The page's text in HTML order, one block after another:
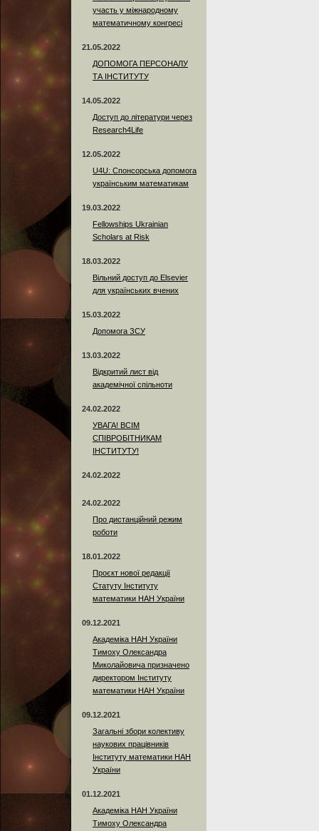
участь у міжнародному
математичному конгресі
21.05.2022
ДОПОМОГА ПЕРСОНАЛУ
ТА ІНСТИТУТУ
14.05.2022
Доступ до літератури через
Research4Life
12.05.2022
U4U: Спонсорська допомога
українським математикам
19.03.2022
Fellowships Ukrainian
Scholars at Risk
18.03.2022
Вільний доступ до Elsevier
для українських вчених
15.03.2022
Допомога ЗСУ
13.03.2022
Відкритий лист від
академічної спільноти
24.02.2022
УВАГА! ВСІМ
СПІВРОБІТНИКАМ
ІНСТИТУТУ!
24.02.2022
24.02.2022
Про дистанційний режим
роботи
18.01.2022
Проєкт нової редакції
Статуту Інституту
математики НАН України
09.12.2021
Академіка НАН України
Тимоху Олександра
Миколайовича призначено
директором Інституту
математики НАН України
09.12.2021
Загальні збори колективу
наукових працівників
Інституту математики НАН
України
01.12.2021
Академіка НАН України
Тимоху Олександра